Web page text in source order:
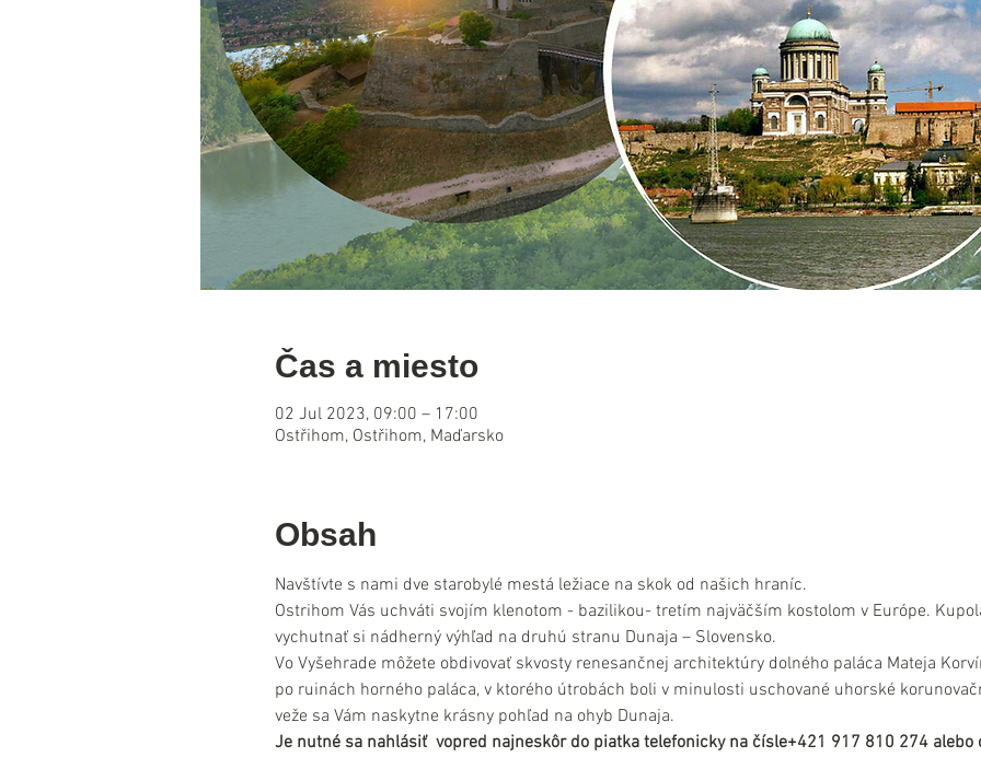
Čas a miesto
02 Jul 2023, 09:00 – 17:00
Ostřihom, Ostřihom, Maďarsko
Obsah
Navštívte s nami dve starobylé mestá ležiace na skok od našich hraníc.
Ostrihom Vás uchváti svojím klenotom - bazilikou- tretím najväčším kostolom v Európe.
vychutnať si nádherný výhľad na druhú stranu Dunaja – Slovensko.
Vo Vyšehrade môžete obdivovať skvosty renesančnej architektúry dolného paláca Mateja
po ruinách horného paláca, v ktorého útrobách boli v minulosti uschované uhorské
veže sa Vám naskytne krásny pohľad na ohyb Dunaja.
Je nutné sa nahlásiť  vopred najneskôr do piatka telefonicky na čísle+421 917 810 274 alebo